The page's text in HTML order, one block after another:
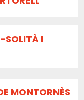
SOLITÀ I
MONTORNÈS